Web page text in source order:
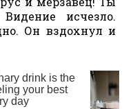
исчезло.
Он вздохнул и